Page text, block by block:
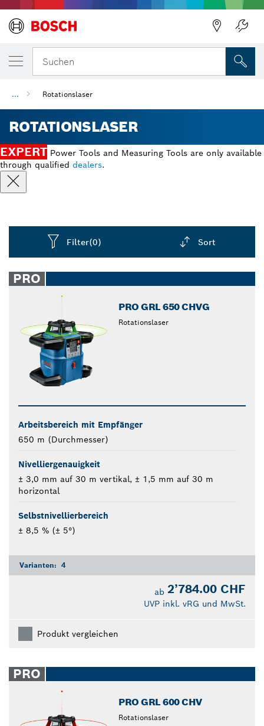
Suchen
... Rotationslaser
ROTATIONSLASER
EXPERT Power Tools and Measuring Tools are only available
through qualified dealers.
Filter(0) Sort
closed
PRO
PRO GRL 650 CHVG
Rotationslaser
Arbeitsbereich mit Empfänger
650 m (Durchmesser)
Nivelliergenauigkeit
± 3,0 mm auf 30 m vertikal, ± 1,5 mm auf 30 m
horizontal
Selbstnivellierbereich
± 8,5 % (± 5°)
Varianten: 4
ab 2’784.00 CHF
UVP inkl. vRG und MwSt.
Produkt vergleichen
PRO
PRO GRL 600 CHV
Rotationslaser